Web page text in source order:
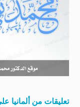
تعليقات من ألمانيا